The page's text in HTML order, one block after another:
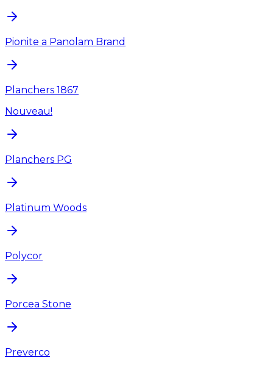
Pionite a Panolam Brand
Planchers 1867
Nouveau!
Planchers PG
Platinum Woods
Polycor
Porcea Stone
Preverco